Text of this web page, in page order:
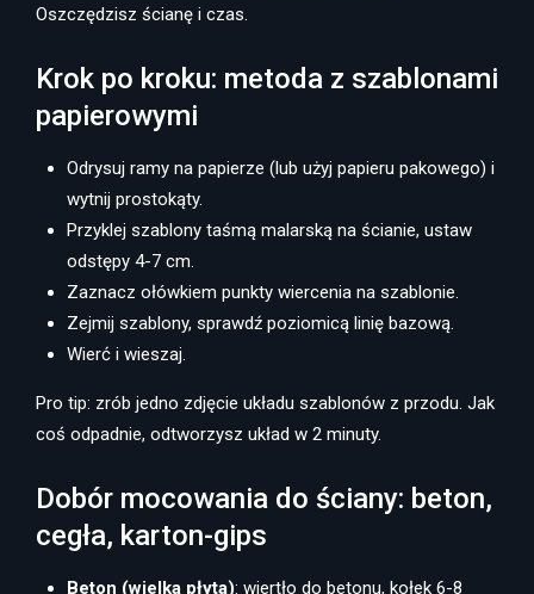
Oszczędzisz ścianę i czas.
Krok po kroku: metoda z szablonami
papierowymi
Odrysuj ramy na papierze (lub użyj papieru pakowego) i
wytnij prostokąty.
Przyklej szablony taśmą malarską na ścianie, ustaw
odstępy 4-7 cm.
Zaznacz ołówkiem punkty wiercenia na szablonie.
Zejmij szablony, sprawdź poziomicą linię bazową.
Wierć i wieszaj.
Pro tip: zrób jedno zdjęcie układu szablonów z przodu. Jak
coś odpadnie, odtworzysz układ w 2 minuty.
Dobór mocowania do ściany: beton,
cegła, karton-gips
Beton (wielka płyta): wiertło do betonu, kołek 6-8